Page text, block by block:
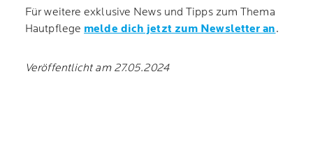
Für weitere exklusive News und Tipps zum Thema
Hautpflege melde dich jetzt zum Newsletter an.
Veröffentlicht am 27.05.2024